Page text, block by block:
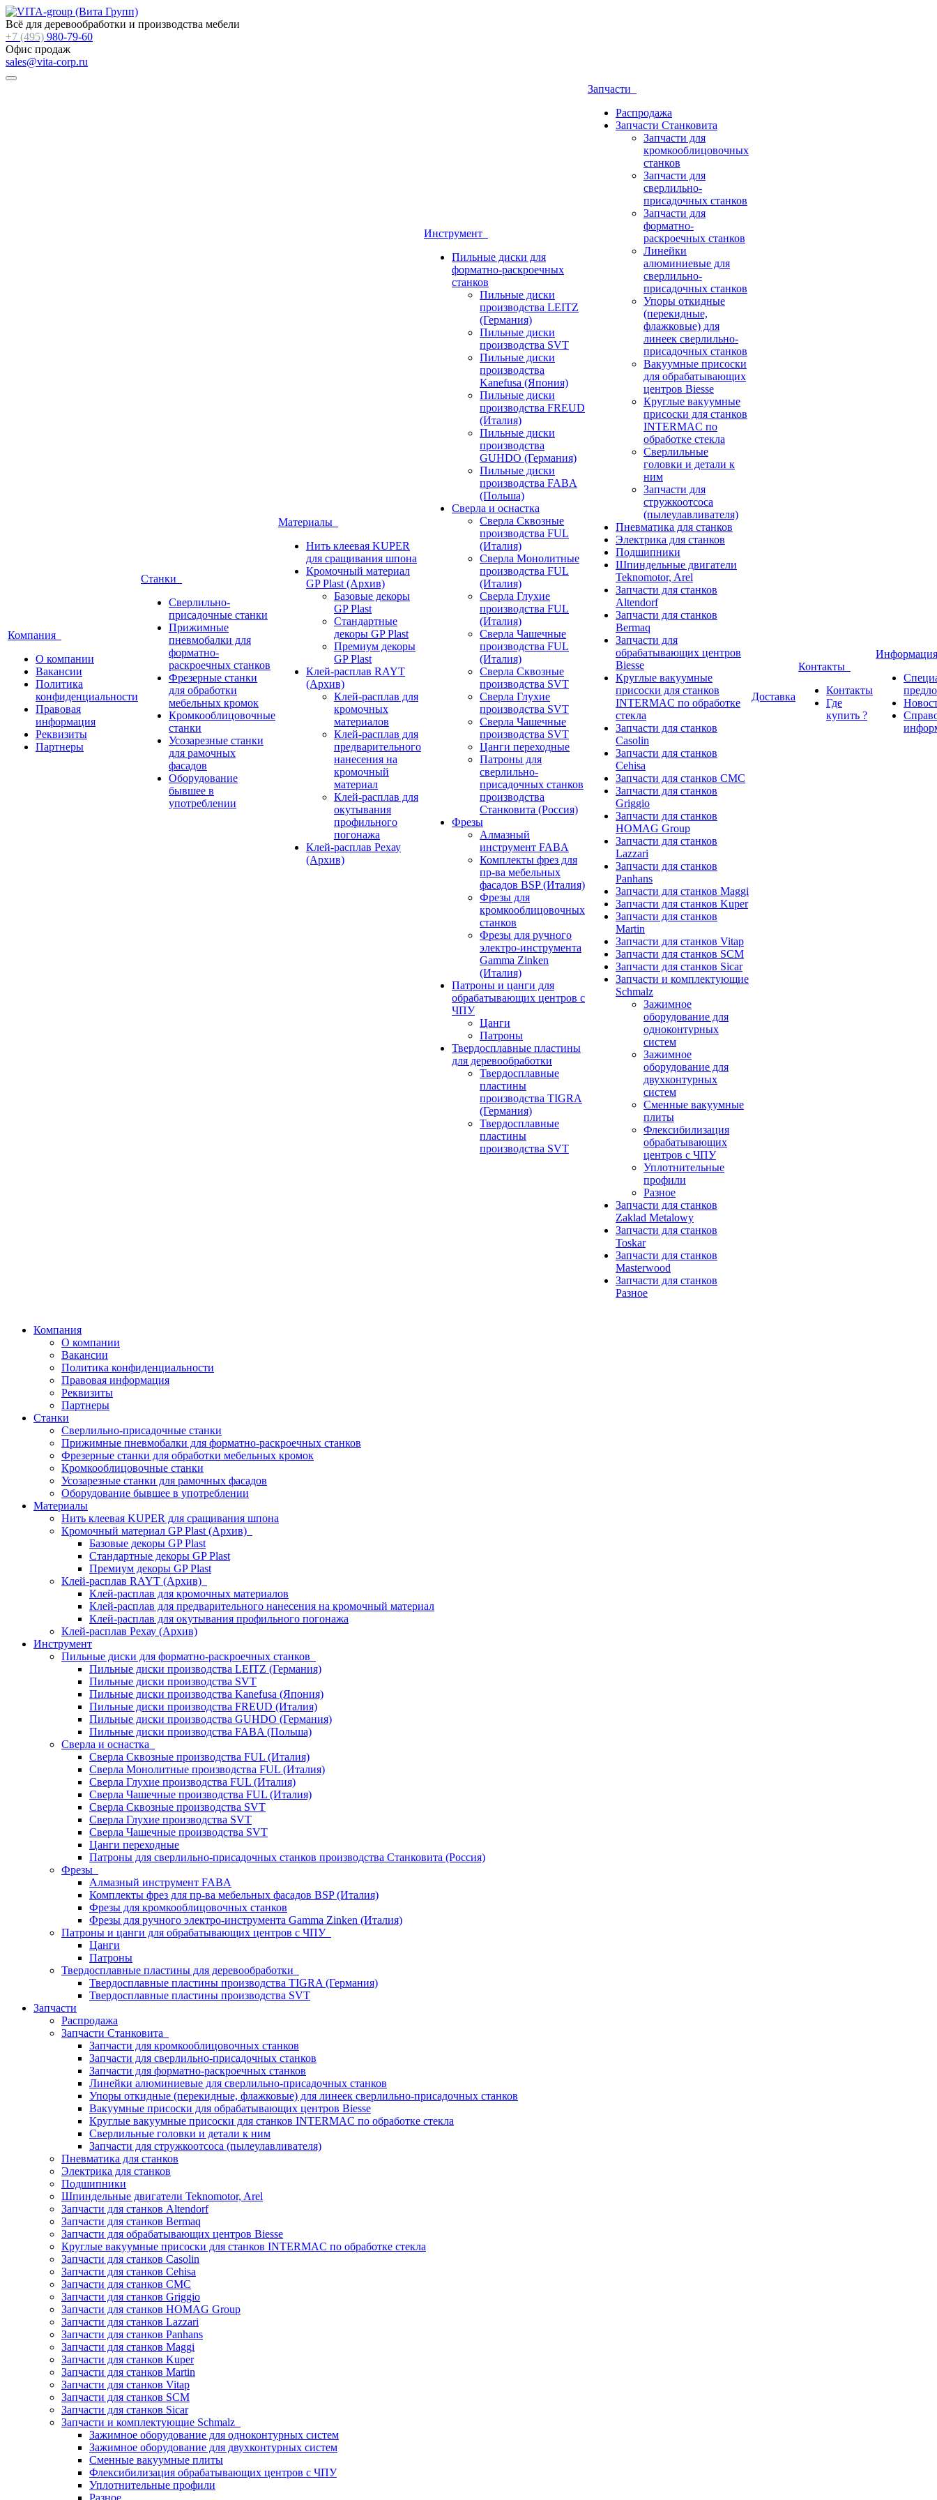
Всё для деревообработки и производства мебели
+7 (495) 980-79-60
Офис продаж
sales@vita-corp.ru
Компания
О компании
Вакансии
Политика
конфиденциальности
Правовая
информация
Реквизиты
Партнеры
Станки
Сверлильно-
присадочные станки
Прижимные
пневмобалки для
форматно-
раскроечных станков
Фрезерные станки
для обработки
мебельных кромок
Кромкооблицовочные
станки
Усозарезные станки
для рамочных
фасадов
Оборудование
бывшее в
употреблении
Материалы
Нить клеевая KUPER
для сращивания шпона
Кромочный материал
GP Plast (Архив)
Базовые декоры
GP Plast
Стандартные
декоры GP Plast
Премиум декоры
GP Plast
Клей-расплав RAYT
(Архив)
Клей-расплав для
кромочных
материалов
Клей-расплав для
предварительного
нанесения на
кромочный
материал
Клей-расплав для
окутывания
профильного
погонажа
Клей-расплав Рехау
(Архив)
Инструмент
Пильные диски для
форматно-раскроечных
станков
Пильные диски
производства LEITZ
(Германия)
Пильные диски
производства SVT
Пильные диски
производства
Kanefusa (Япония)
Пильные диски
производства FREUD
(Италия)
Пильные диски
производства
GUHDO (Германия)
Пильные диски
производства FABA
(Польша)
Сверла и оснастка
Сверла Сквозные
производства FUL
(Италия)
Сверла Монолитные
производства FUL
(Италия)
Сверла Глухие
производства FUL
(Италия)
Сверла Чашечные
производства FUL
(Италия)
Сверла Сквозные
производства SVT
Сверла Глухие
производства SVT
Сверла Чашечные
производства SVT
Цанги переходные
Патроны для
сверлильно-
присадочных станков
производства
Станковита (Россия)
Фрезы
Алмазный
инструмент FABA
Комплекты фрез для
пр-ва мебельных
фасадов BSP (Италия)
Фрезы для
кромкооблицовочных
станков
Фрезы для ручного
электро-инструмента
Gamma Zinken
(Италия)
Патроны и цанги для
обрабатывающих центров с
ЧПУ
Цанги
Патроны
Твердосплавные пластины
для деревообработки
Твердосплавные
пластины
производства TIGRA
(Германия)
Твердосплавные
пластины
производства SVT
Запчасти
Распродажа
Запчасти Станковита
Запчасти для
кромкооблицовочных
станков
Запчасти для
сверлильно-
присадочных станков
Запчасти для
форматно-
раскроечных станков
Линейки
алюминиевые для
сверлильно-
присадочных станков
Упоры откидные
(перекидные,
флажковые) для
линеек сверлильно-
присадочных станков
Вакуумные присоски
для обрабатывающих
центров Biesse
Круглые вакуумные
присоски для станков
INTERMAC по
обработке стекла
Сверлильные
головки и детали к
ним
Запчасти для
стружкоотсоса
(пылеулавливателя)
Пневматика для станков
Электрика для станков
Подшипники
Шпиндельные двигатели
Teknomotor, Arel
Запчасти для станков
Altendorf
Запчасти для станков
Bermaq
Запчасти для
обрабатывающих центров
Biesse
Круглые вакуумные
присоски для станков
INTERMAC по обработке
стекла
Запчасти для станков
Casolin
Запчасти для станков
Cehisa
Запчасти для станков CMC
Запчасти для станков
Griggio
Запчасти для станков
HOMAG Group
Запчасти для станков
Lazzari
Запчасти для станков
Panhans
Запчасти для станков Maggi
Запчасти для станков Kuper
Запчасти для станков
Martin
Запчасти для станков Vitap
Запчасти для станков SCM
Запчасти для станков Sicar
Запчасти и комплектующие
Schmalz
Зажимное
оборудование для
одноконтурных
систем
Зажимное
оборудование для
двухконтурных
систем
Сменные вакуумные
плиты
Флексибилизация
обрабатывающих
центров с ЧПУ
Уплотнительные
профили
Разное
Запчасти для станков
Zaklad Metalowy
Запчасти для станков
Toskar
Запчасти для станков
Masterwood
Запчасти для станков
Разное
Доставка
Контакты
Контакты
Где
купить ?
Компания
О компании
Вакансии
Политика конфиденциальности
Правовая информация
Реквизиты
Партнеры
Станки
Сверлильно-присадочные станки
Прижимные пневмобалки для форматно-раскроечных станков
Фрезерные станки для обработки мебельных кромок
Кромкооблицовочные станки
Усозарезные станки для рамочных фасадов
Оборудование бывшее в употреблении
Материалы
Нить клеевая KUPER для сращивания шпона
Кромочный материал GP Plast (Архив)
Базовые декоры GP Plast
Стандартные декоры GP Plast
Премиум декоры GP Plast
Клей-расплав RAYT (Архив)
Клей-расплав для кромочных материалов
Клей-расплав для предварительного нанесения на кромочный материал
Клей-расплав для окутывания профильного погонажа
Клей-расплав Рехау (Архив)
Инструмент
Пильные диски для форматно-раскроечных станков
Пильные диски производства LEITZ (Германия)
Пильные диски производства SVT
Пильные диски производства Kanefusa (Япония)
Пильные диски производства FREUD (Италия)
Пильные диски производства GUHDO (Германия)
Пильные диски производства FABA (Польша)
Сверла и оснастка
Сверла Сквозные производства FUL (Италия)
Сверла Монолитные производства FUL (Италия)
Сверла Глухие производства FUL (Италия)
Сверла Чашечные производства FUL (Италия)
Сверла Сквозные производства SVT
Сверла Глухие производства SVT
Сверла Чашечные производства SVT
Цанги переходные
Патроны для сверлильно-присадочных станков производства Станковита (Россия)
Фрезы
Алмазный инструмент FABA
Комплекты фрез для пр-ва мебельных фасадов BSP (Италия)
Фрезы для кромкооблицовочных станков
Фрезы для ручного электро-инструмента Gamma Zinken (Италия)
Патроны и цанги для обрабатывающих центров с ЧПУ
Цанги
Патроны
Твердосплавные пластины для деревообработки
Твердосплавные пластины производства TIGRA (Германия)
Твердосплавные пластины производства SVT
Запчасти
Распродажа
Запчасти Станковита
Запчасти для кромкооблицовочных станков
Запчасти для сверлильно-присадочных станков
Запчасти для форматно-раскроечных станков
Линейки алюминиевые для сверлильно-присадочных станков
Упоры откидные (перекидные, флажковые) для линеек сверлильно-присадочных станков
Вакуумные присоски для обрабатывающих центров Biesse
Круглые вакуумные присоски для станков INTERMAC по обработке стекла
Сверлильные головки и детали к ним
Запчасти для стружкоотсоса (пылеулавливателя)
Пневматика для станков
Электрика для станков
Подшипники
Шпиндельные двигатели Teknomotor, Arel
Запчасти для станков Altendorf
Запчасти для станков Bermaq
Запчасти для обрабатывающих центров Biesse
Круглые вакуумные присоски для станков INTERMAC по обработке стекла
Запчасти для станков Casolin
Запчасти для станков Cehisa
Запчасти для станков CMC
Запчасти для станков Griggio
Запчасти для станков HOMAG Group
Запчасти для станков Lazzari
Запчасти для станков Panhans
Запчасти для станков Maggi
Запчасти для станков Kuper
Запчасти для станков Martin
Запчасти для станков Vitap
Запчасти для станков SCM
Запчасти для станков Sicar
Запчасти и комплектующие Schmalz
Зажимное оборудование для одноконтурных систем
Зажимное оборудование для двухконтурных систем
Сменные вакуумные плиты
Флексибилизация обрабатывающих центров с ЧПУ
Уплотнительные профили
Разное